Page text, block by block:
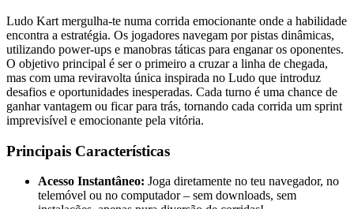
Ludo Kart mergulha-te numa corrida emocionante onde a habilidade
encontra a estratégia. Os jogadores navegam por pistas dinâmicas,
utilizando power-ups e manobras táticas para enganar os oponentes.
O objetivo principal é ser o primeiro a cruzar a linha de chegada,
mas com uma reviravolta única inspirada no Ludo que introduz
desafios e oportunidades inesperadas. Cada turno é uma chance de
ganhar vantagem ou ficar para trás, tornando cada corrida um sprint
imprevisível e emocionante pela vitória.
Principais Características
Acesso Instantâneo: Joga diretamente no teu navegador, no
telemóvel ou no computador – sem downloads, sem